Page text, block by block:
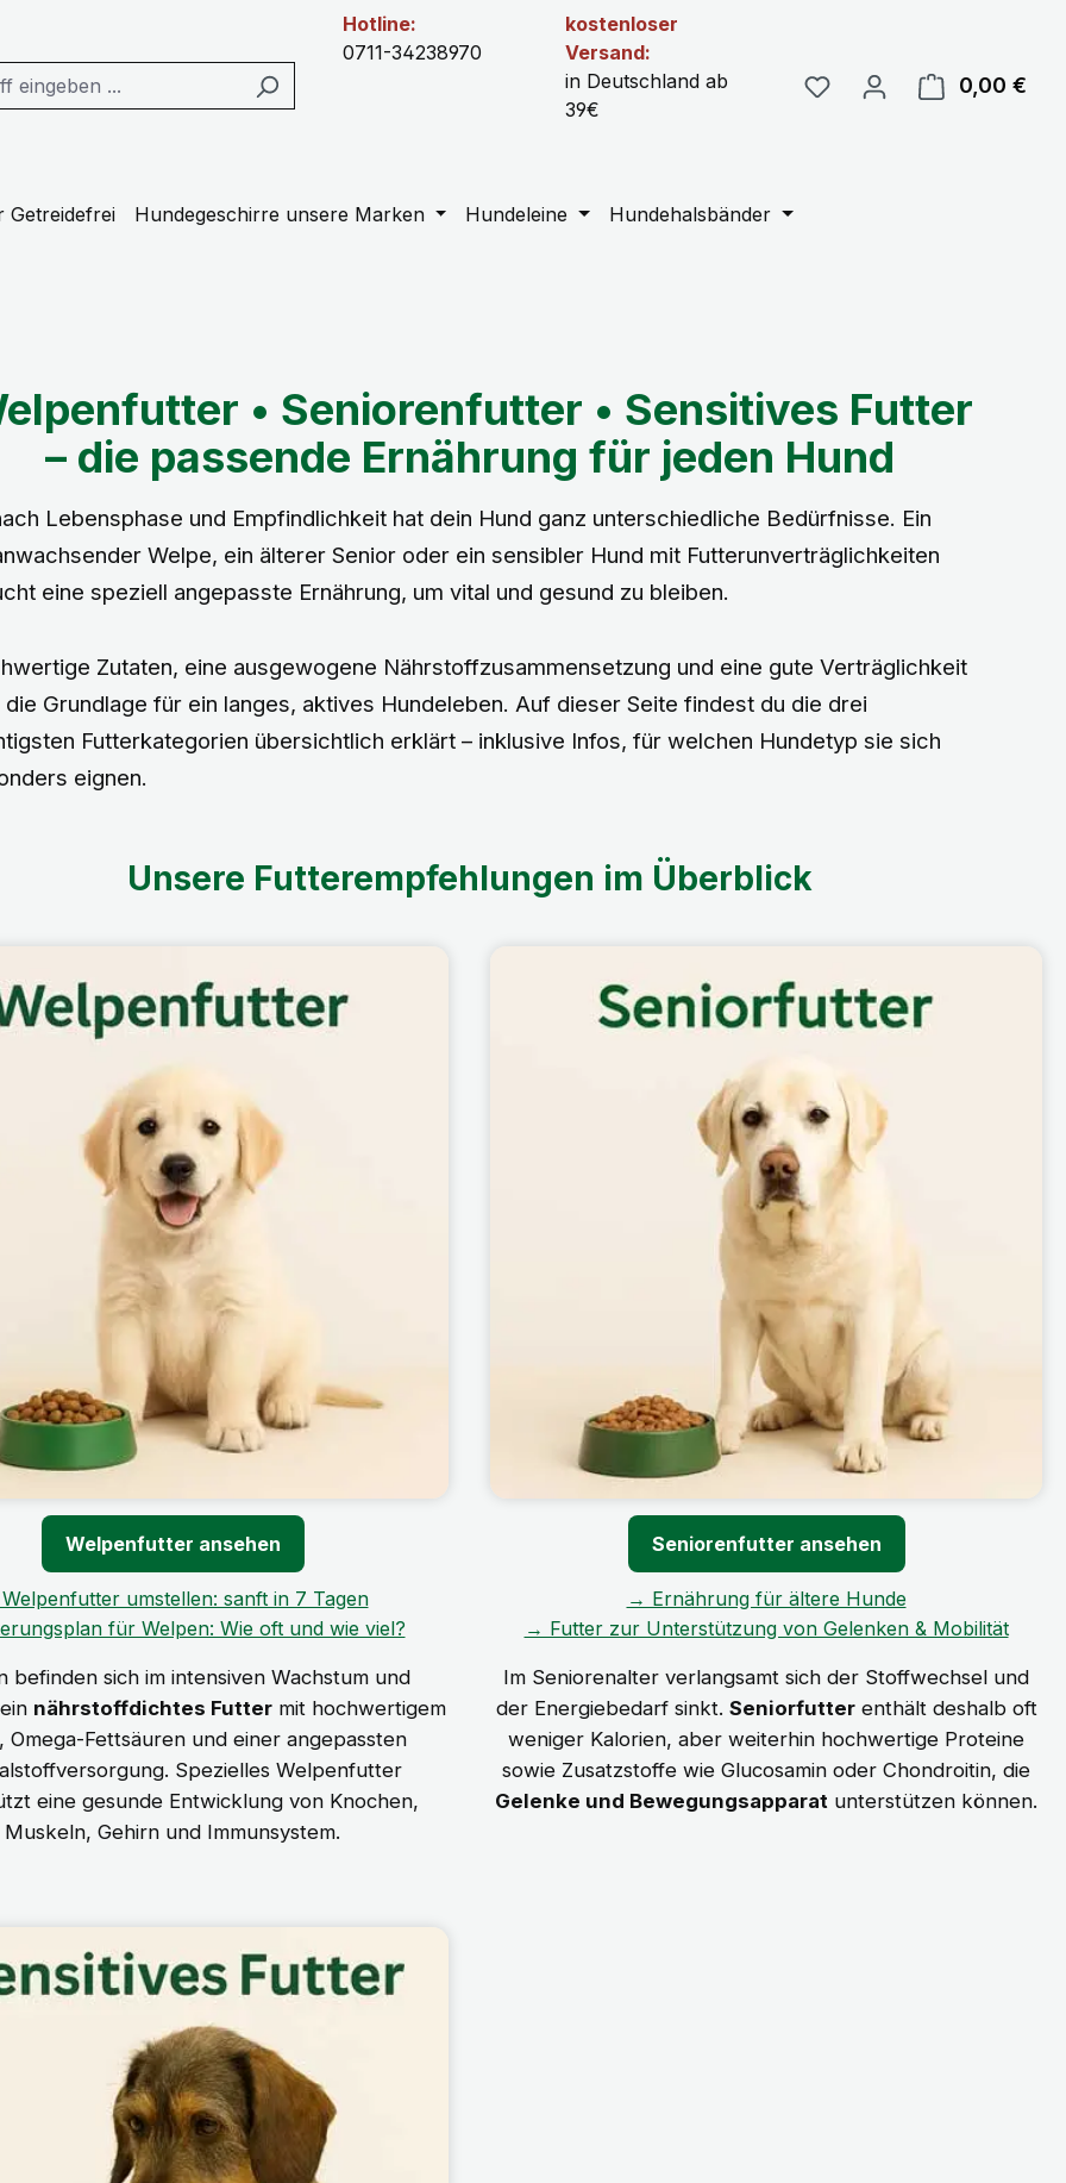
Hotline:
0711-34238970
kostenloser
Versand:
in Deutschland ab
39€
0,00 €
Getreidefrei Hundegeschirre unsere Marken Hundeleine Hundehalsbänder
• Seniorenfutter • Sensitives Futter
– die passende Ernährung für jeden Hund
Lebensphase und Empfindlichkeit hat dein Hund ganz unterschiedliche Bedürfnisse. Ein
Welpe, ein älterer Senior oder ein sensibler Hund mit Futterunverträglichkeiten
eine speziell angepasste Ernährung, um vital und gesund zu bleiben.
Zutaten, eine ausgewogene Nährstoffzusammensetzung und eine gute Verträglichkeit
die Grundlage für ein langes, aktives Hundeleben. Auf dieser Seite findest du die drei
Futterkategorien übersichtlich erklärt – inklusive Infos, für welchen Hundetyp sie sich
eignen.
Unsere Futterempfehlungen im Überblick
Welpenfutter ansehen
umstellen: sanft in 7 Tagen
für Welpen: Wie oft und wie viel?
befinden sich im intensiven Wachstum und
nährstoffdichtes Futter mit hochwertigem
Omega-Fettsäuren und einer angepassten
Spezielles Welpenfutter
eine gesunde Entwicklung von Knochen,
Muskeln, Gehirn und Immunsystem.
Seniorenfutter ansehen
→ Ernährung für ältere Hunde
→ Futter zur Unterstützung von Gelenken & Mobilität
Im Seniorenalter verlangsamt sich der Stoffwechsel und
der Energiebedarf sinkt. Seniorfutterenthält deshalb oft
weniger Kalorien, aber weiterhin hochwertige Proteine
sowie Zusatzstoffe wie Glucosamin oder Chondroitin, die
Gelenke und Bewegungsapparat unterstützen können.